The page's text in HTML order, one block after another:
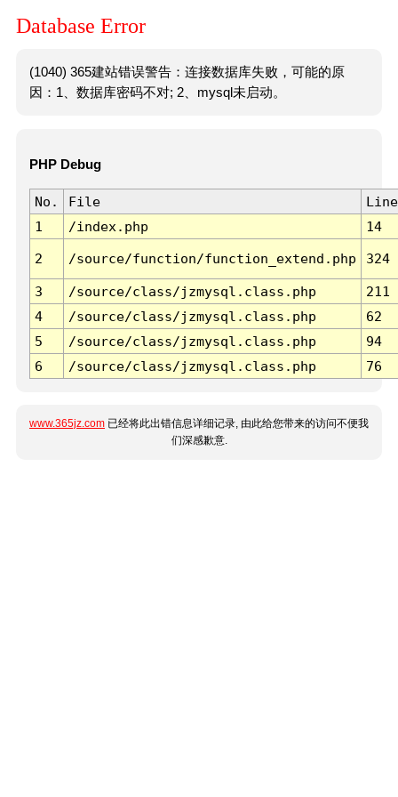
Database Error
(1040) 365建站错误警告：连接数据库失败，可能的原
因：1、数据库密码不对; 2、mysql未启动。
PHP Debug
No. File
Line
1
/index.php 14
2 /source/function/function_extend.php 324
3 /source/class/jzmysql.class.php
211
4
/source/class/jzmysql.class.php
62
5
/source/class/jzmysql.class.php
94
6
/source/class/jzmysql.class.php 76
www.365jz.com 已经将此出错信息详细记录, 由此给您带来的访问不便我
们深感歉意.